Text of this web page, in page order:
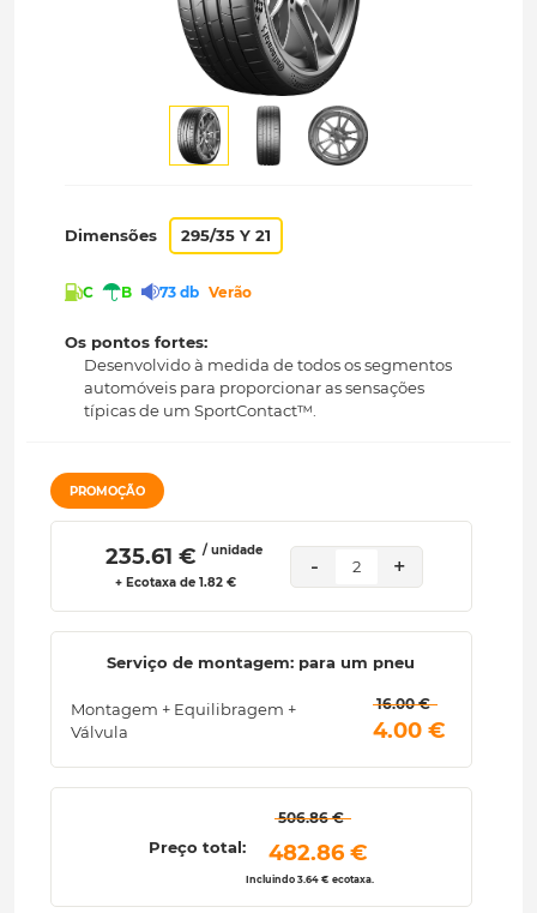
Dimensões 295/35 Y 21
C B 73 db Verão
Os pontos fortes:
Desenvolvido à medida de todos os segmentos
automóveis para proporcionar as sensações
típicas de um SportContact™.
PROMOÇÃO
235.61 € / unidade
+ Ecotaxa de 1.82 €
- 2 +
Serviço de montagem: para um pneu
Montagem + Equilibragem +
Válvula
16.00 €
4.00 €
Preço total:
506.86 €
482.86 €
Incluindo 3.64 € ecotaxa.